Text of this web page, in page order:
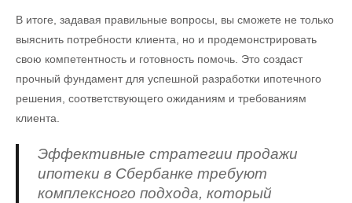
В итоге, задавая правильные вопросы, вы сможете не только
выяснить потребности клиента, но и продемонстрировать
свою компетентность и готовность помочь. Это создаст
прочный фундамент для успешной разработки ипотечного
решения, соответствующего ожиданиям и требованиям
клиента.
Эффективные стратегии продажи
ипотеки в Сбербанке требуют
комплексного подхода, который